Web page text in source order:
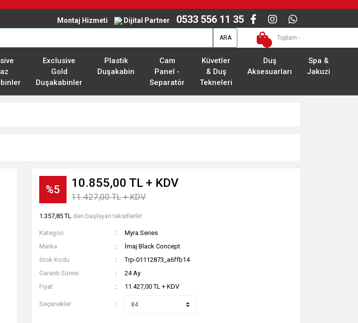
Montaj Hizmeti Dijital Partner 0533 556 11 35
ARA Toplam -
Exclusive
Gold
Duşakabinler
Plastik
Duşakabin
Cam
Panel -
Separatör
Küvetler
& Duş
Tekneleri
Duş
Aksesuarları
Spa &
Jakuzi
%5 10.855,00 TL + KDV
11.427,00 TL + KDV
1.357,85 TL den başlayan taksitlerle!
Kategori
Myra Series
Marka
İmaj Black Concept
Stok Kodu
Trp-01112873_a6ffb14
Garanti Süresi
24 Ay
Fiyat
11.427,00 TL + KDV
Seçenekler